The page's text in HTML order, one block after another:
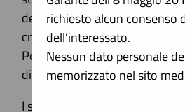
richiesto alcun consenso
dell'interessato.
Nessun dato personale
memorizzato nel sito
dell'operatore economico ai
credenziali per accedere
Portale Appalti ove sono
di interazione con la Stazione
I seguenti documenti